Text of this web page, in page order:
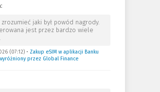
:
zrozumieć jaki był powód nagrody.
jest przez bardzo wiele
(07:12)• Zakup eSIM w aplikacji Banku
przez Global Finance